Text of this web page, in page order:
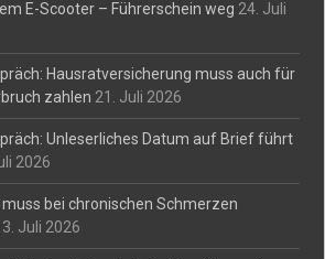
E-Scooter – Führerschein weg 24. Juli
Hausratversicherung muss auch für
zahlen 21. Juli 2026
Unleserliches Datum auf Brief führt
2026
bei chronischen Schmerzen
Juli 2026